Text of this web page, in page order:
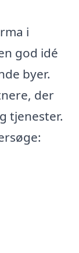
i
god idé
byer.
der
tjenester.